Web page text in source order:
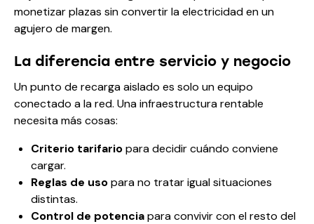
monetizar plazas sin convertir la electricidad en un
agujero de margen.
La diferencia entre servicio y negocio
Un punto de recarga aislado es solo un equipo
conectado a la red. Una infraestructura rentable
necesita más cosas:
Criterio tarifariopara decidir cuándo conviene
cargar.
Reglas de usopara no tratar igual situaciones
distintas.
Control de potenciapara convivir con el resto del